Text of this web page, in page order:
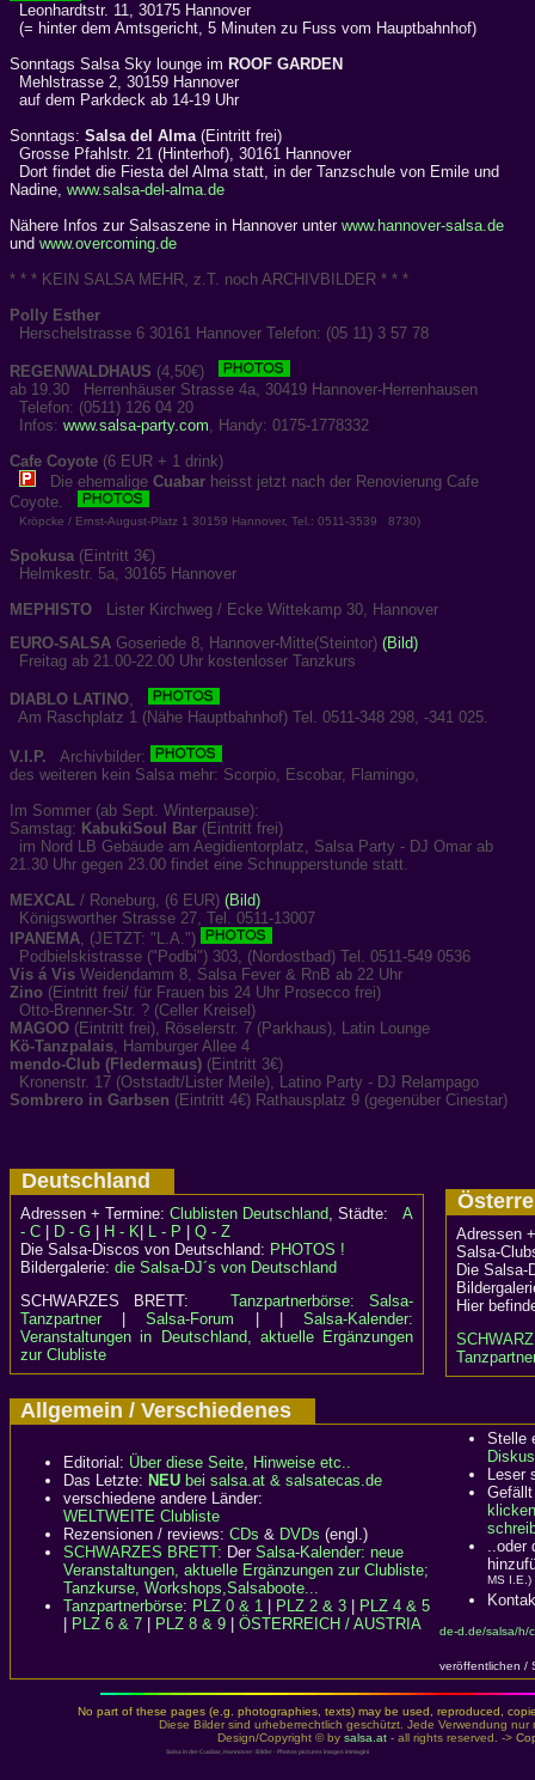
Leonhardtstr. 11, 30175 Hannover
(= hinter dem Amtsgericht, 5 Minuten zu Fuss vom Hauptbahnhof)
Sonntags Salsa Sky lounge im ROOF GARDEN
Mehlstrasse 2, 30159 Hannover
auf dem Parkdeck ab 14-19 Uhr
Sonntags: Salsa del Alma(Eintritt frei)
Grosse Pfahlstr. 21 (Hinterhof), 30161 Hannover
Dort findet die Fiesta del Alma statt, in der Tanzschule von Emile und
Nadine, www.salsa-del-alma.de
Nähere Infos zur Salsaszene in Hannover unter www.hannover-salsa.de
und www.overcoming.de
* * * KEIN SALSA MEHR, z.T. noch ARCHIVBILDER * * *
Polly Esther
Herschelstrasse 6 30161 Hannover Telefon: (05 11) 3 57 78
REGENWALDHAUS (4,50€)
ab 19.30 Herrenhäuser Strasse 4a, 30419 Hannover-Herrenhausen
Telefon: (0511) 126 04 20
Infos: www.salsa-party.com, Handy: 0175-1778332
Cafe Coyote (6 EUR + 1 drink)
Die ehemalige Cuabar heisst jetzt nach der Renovierung Cafe
Coyote.
Kröpcke / Ernst-August-Platz 1 30159 Hannover, Tel.: 0511-3539 8730)
Spokusa (Eintritt 3€)
Helmkestr. 5a, 30165 Hannover
MEPHISTO Lister Kirchweg / Ecke Wittekamp 30, Hannover
EURO-SALSA Goseriede 8, Hannover-Mitte(Steintor) (Bild)
Freitag ab 21.00-22.00 Uhr kostenloser Tanzkurs
DIABLO LATINO,
Am Raschplatz 1 (Nähe Hauptbahnhof) Tel. 0511-348 298, -341 025.
V.I.P. Archivbilder:
des weiteren kein Salsa mehr: Scorpio, Escobar, Flamingo,
Im Sommer (ab Sept. Winterpause):
Samstag: KabukiSoul Bar (Eintritt frei)
im Nord LB Gebäude am Aegidientorplatz, Salsa Party - DJ Omar ab
21.30 Uhr gegen 23.00 findet eine Schnupperstunde statt.
MEXCAL / Roneburg, (6 EUR) (Bild)
Königsworther Strasse 27, Tel. 0511-13007
IPANEMA, (JETZT: "L.A.")
Podbielskistrasse ("Podbi") 303, (Nordostbad) Tel. 0511-549 0536
Vis á Vis Weidendamm 8, Salsa Fever & RnB ab 22 Uhr
Zino (Eintritt frei/ für Frauen bis 24 Uhr Prosecco frei)
Otto-Brenner-Str. ? (Celler Kreisel)
MAGOO (Eintritt frei), Röselerstr. 7 (Parkhaus), Latin Lounge
Kö-Tanzpalais, Hamburger Allee 4
mendo-Club (Fledermaus) (Eintritt 3€)
Kronenstr. 17 (Oststadt/Lister Meile), Latino Party - DJ Relampago
Sombrero in Garbsen (Eintritt 4€) Rathausplatz 9 (gegenüber Cinestar)
Deutschland
Adressen + Termine: Clublisten Deutschland, Städte: A
- C
D - G H - K L - P
Q - Z
Die Salsa-Discos von Deutschland: PHOTOS !
Bildergalerie: die Salsa-DJ´s von Deutschland
SCHWARZES BRETT:Tanzpartnerbörse: Salsa-
Tanzpartner|Salsa-Forum | |Salsa-Kalender:
Veranstaltungen in Deutschland, aktuelle Ergänzungen
zur Clubliste
Adressen
Salsa-
Die
Hier
Allgemein / Verschiedenes
Editorial: Über diese Seite, Hinweise etc..
Das Letzte: NEU bei salsa.at & salsatecas.de
verschiedene andere Länder:
WELTWEITE Clubliste
Rezensionen / reviews: CDs & DVDs (engl.)
SCHWARZES BRETT: Der Salsa-Kalender: neue
Veranstaltungen, aktuelle Ergänzungen zur Clubliste;
Tanzkurse, Workshops,Salsaboote...
Tanzpartnerbörse: PLZ 0 & 1 PLZ 2 & 3
PLZ 4 & 5
PLZ 6 & 7 PLZ 8 & 9 ÖSTERREICH / AUSTRIA
Stelle
Leser
klicken
..oder
MS I.E.)
de-d.de/salsa/h/
veröffentlichen /
No part of these pages (e.g. photographies, texts) may be used, reproduced,
Diese Bilder sind urheberrechtlich geschützt. Jede Verwendung
Design/Copyright © by salsa.at - all rights reserved. ->
Salsa in der Cuabar, Hannover: Bilder - Photos pictures images immagini